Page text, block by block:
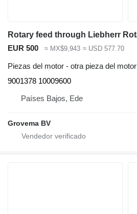
EUR 500 ≈ MX$9,943 ≈ USD 577.70
Piezas del motor - otra pieza del motor
9001378 10009600
Países Bajos, Ede
Grovema BV